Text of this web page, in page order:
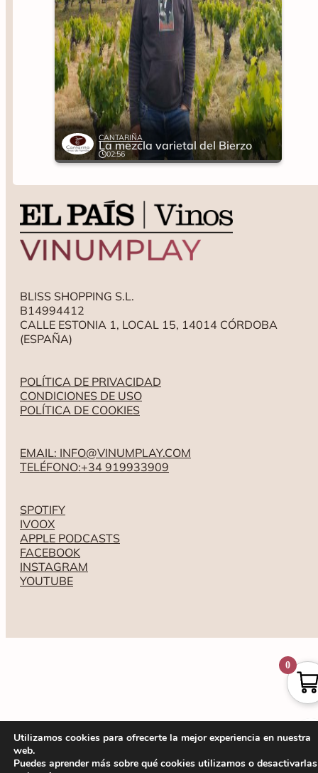
CANTARIÑA
La mezcla varietal del Bierzo
02:56
BLISS SHOPPING S.L.
B14994412
CALLE ESTONIA 1, LOCAL 15, 14014 CÓRDOBA
(ESPAÑA)
POLÍTICA DE PRIVACIDAD
CONDICIONES DE USO
POLÍTICA DE COOKIES
EMAIL: INFO@VINUMPLAY.COM
TELÉFONO:+34 919933909
SPOTIFY
IVOOX
APPLE PODCASTS
FACEBOOK
INSTAGRAM
YOUTUBE
Utilizamos cookies para ofrecerte la mejor experiencia en nuestra
web.
Puedes aprender más sobre qué cookies utilizamos o desactivarlas
0